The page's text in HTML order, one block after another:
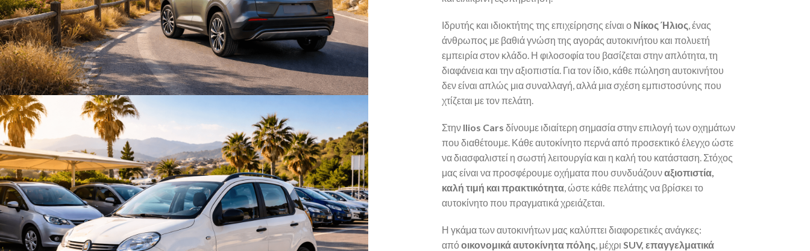
Ιδρυτής και ιδιοκτήτης της επιχείρησης είναι ο Νίκος Ήλιος, ένας
άνθρωπος με βαθιά γνώση της αγοράς αυτοκινήτου και πολυετή
εμπειρία στον κλάδο. Η φιλοσοφία του βασίζεται στην απλότητα, τη
διαφάνεια και την αξιοπιστία. Για τον ίδιο, κάθε πώληση αυτοκινήτου
δεν είναι απλώς μια συναλλαγή, αλλά μια σχέση εμπιστοσύνης που
χτίζεται με τον πελάτη.
Στην Ilios Cars δίνουμε ιδιαίτερη σημασία στην επιλογή των οχημάτων
που διαθέτουμε. Κάθε αυτοκίνητο περνά από προσεκτικό έλεγχο ώστε
να διασφαλιστεί η σωστή λειτουργία και η καλή του κατάσταση. Στόχος
μας είναι να προσφέρουμε οχήματα που συνδυάζουναξιοπιστία,
καλή τιμή και πρακτικότητα, ώστε κάθε πελάτης να βρίσκει το
αυτοκίνητο που πραγματικά χρειάζεται.
Η γκάμα των αυτοκινήτων μας καλύπτει διαφορετικές ανάγκες:
απόοικονομικά αυτοκίνητα πόλης, μέχριSUV, επαγγελματικά